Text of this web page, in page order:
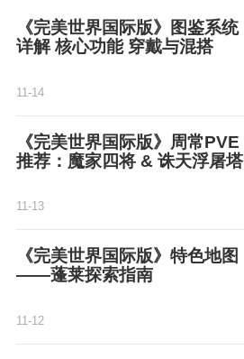
《完美世界国际版》图鉴系统
详解 核心功能 穿戴与混搭
11-14
《完美世界国际版》周常PVE
推荐：魔家四将 & 诛天浮屠塔
11-13
《完美世界国际版》特色地图
——蓬莱探索指南
11-12